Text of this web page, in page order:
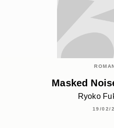
Masked
Ryoko
19/02/